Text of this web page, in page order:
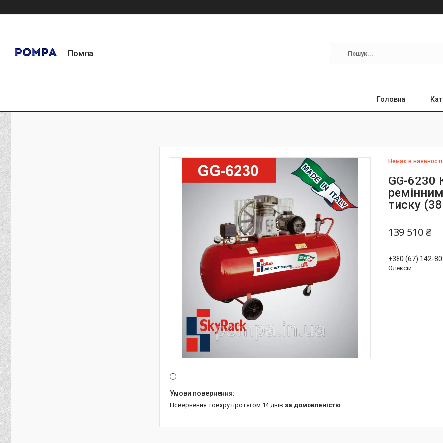
Помпа
Головна
Немає в наявності
GG-6230
тиску
139 510 ₴
+380 (67) 142-
Олексій
повернення товару протягом 14 днів за домовленістю